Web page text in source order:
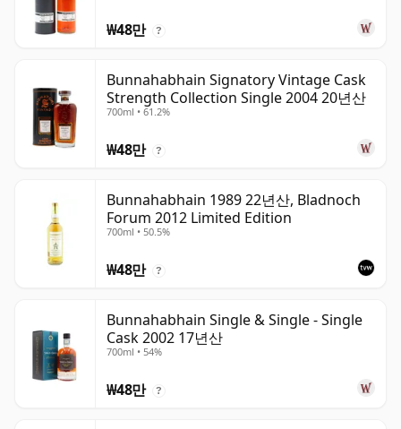
₩48만 ?
Bunnahabhain Signatory Vintage Cask
Strength Collection Single 2004 20년산
700ml • 61.2%
₩48만 ?
Bunnahabhain 1989 22년산, Bladnoch
Forum 2012 Limited Edition
700ml • 50.5%
₩48만 ?
Bunnahabhain Single & Single - Single
Cask 2002 17년산
700ml • 54%
₩48만 ?